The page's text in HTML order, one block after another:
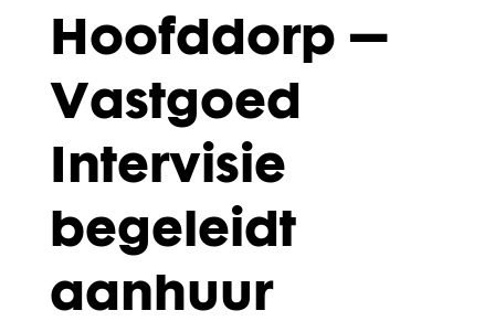
Hoofddorp –
Vastgoed
Intervisie
begeleidt
aanhuur